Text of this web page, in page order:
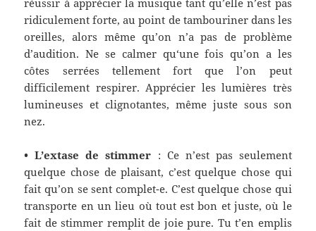
réussir à apprécier la musique tant qu’elle n’est pas
ridiculement forte, au point de tambourinerdans les
oreilles, alors même qu’on n’a pas de problème
d’audition. Ne se calmer qu‘une fois qu’on a les
côtes serrées tellementfort que l’on peut
difficilement respirer. Apprécier les lumières très
lumineuses et clignotantes, même juste sous son
nez.
• L’extase de stimmer : Ce n’est pas seulement
quelque chose de plaisant, c’est quelque chose qui
fait qu’on se sent complet-e. C’est quelque chose qui
transporte en un lieu où tout est bon et juste, où le
fait de stimmer remplit de joie pure. Tut’en emplis